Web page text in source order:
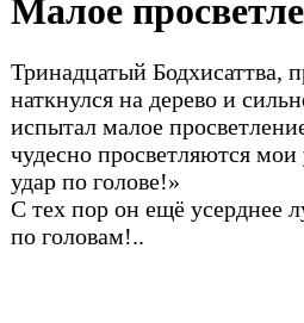
Малое
Тринадцатый Бодхисаттва,
наткнулся на дерево и
испытал малое
чудесно просветляются
удар по голове!»
С тех пор он ещё усерднее
по головам!..